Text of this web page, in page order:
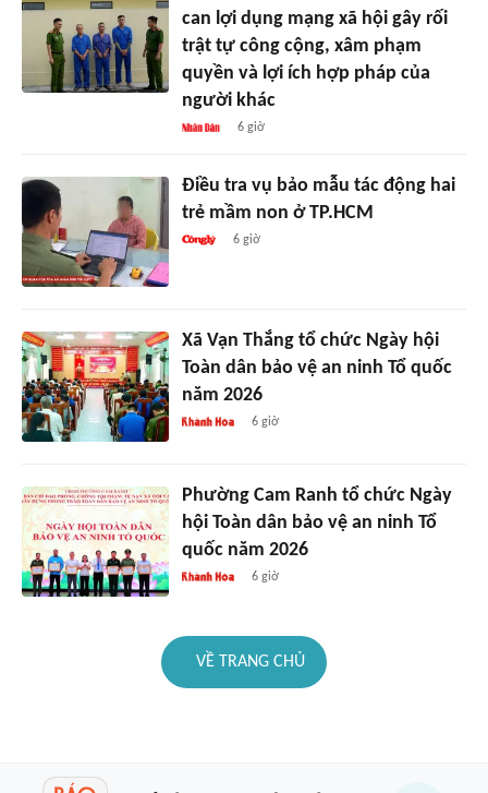
can lợi dụng mạng xã hội gây rối
trật tự công cộng, xâm phạm
quyền và lợi ích hợp pháp của
người khác
6 giờ
Điều tra vụ bảo mẫu tác động hai
trẻ mầm non ở TP.HCM
6 giờ
Xã Vạn Thắng tổ chức Ngày hội
Toàn dân bảo vệ an ninh Tổ quốc
năm 2026
6 giờ
Phường Cam Ranh tổ chức Ngày
hội Toàn dân bảo vệ an ninh Tổ
quốc năm 2026
6 giờ
VỀ TRANG CHỦ